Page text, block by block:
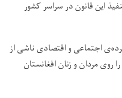
این قانون در سراسر کشور
اجتماعی و اقتصادی ناشی از
روی مردان و زنان افغانستان